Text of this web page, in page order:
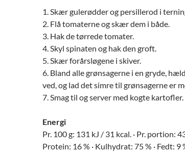
1. Skær gulerødder og persillerod i
2. Flå tomaterne og skær dem i både.
3. Hak de tørrede tomater.
4. Skyl spinaten og hak den groft.
5. Skær forårsløgene i skiver.
6. Bland alle grønsagerne i en gryde,
ved, og lad det simre til grønsagerne er
7. Smag til og server med kogte kartofler.
Energi
Pr. 100 g: 131 kJ / 31 kcal. · Pr. portion:
Protein: 16 % · Kulhydrat: 75 % · Fedt: 9